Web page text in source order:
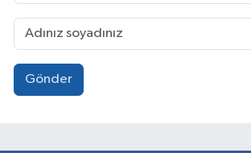
Gönder